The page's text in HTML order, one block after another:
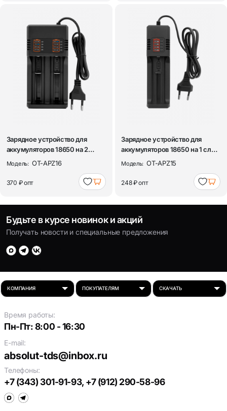
Зарядное устройство для
аккумуляторов 18650 на 2
слота Орбит...
Модель: OT-APZ16
370 ₽опт
Зарядное устройство для
аккумуляторов 18650 на 1 слот
Орбита...
Модель: OT-APZ15
248 ₽опт
Будьте в курсе новинок и акций
Получать новости и специальные предложения
Время работы:
Пн-Пт: 8:00 - 16:30
E-mail:
absolut-tds@inbox.ru
Телефоны:
+7 (343) 301-91-93, +7 (912) 290-58-96